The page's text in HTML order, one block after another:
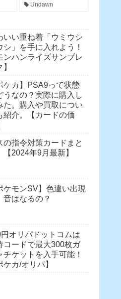
Undawn
いい重ね着「ウミウシ
シ」を手に入れよう！
ンハンライズサンブレ
ケカ】PSA9って状態
うなの？実際に購入し
た。購入や買取につい
紹介。【カードの価
の指令対策カードまと
【2024年9月最新】
ケモンSV】色違い出現
音はなるの？
オリパドットコムは
コードで最大300枚ガ
チケットを入手可能！
ケカ/オリパ】